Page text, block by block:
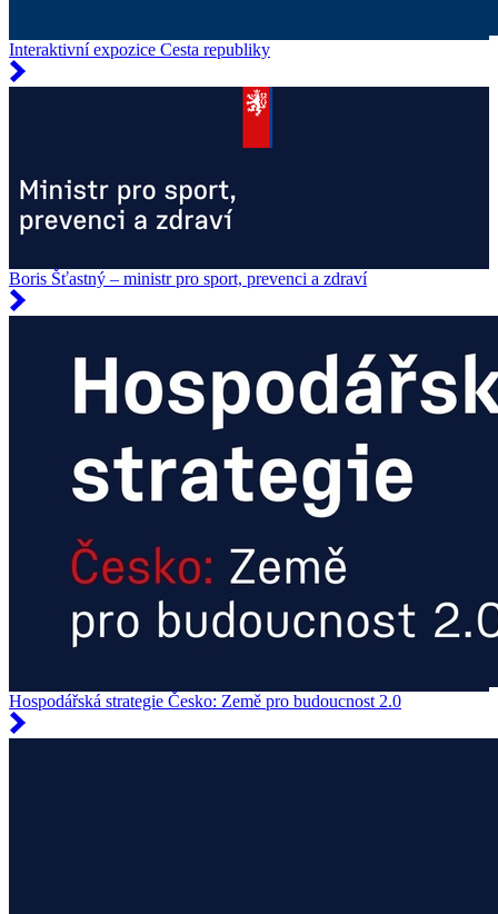
Interaktivní expozice Cesta republiky
Boris Šťastný – ministr pro sport, prevenci a zdraví
Hospodářská strategie Česko: Země pro budoucnost 2.0